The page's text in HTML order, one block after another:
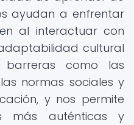
ayudan a enfrentar
al interactuar con
cultural
barreras como las
normas sociales y
y nos permite
más auténticas y